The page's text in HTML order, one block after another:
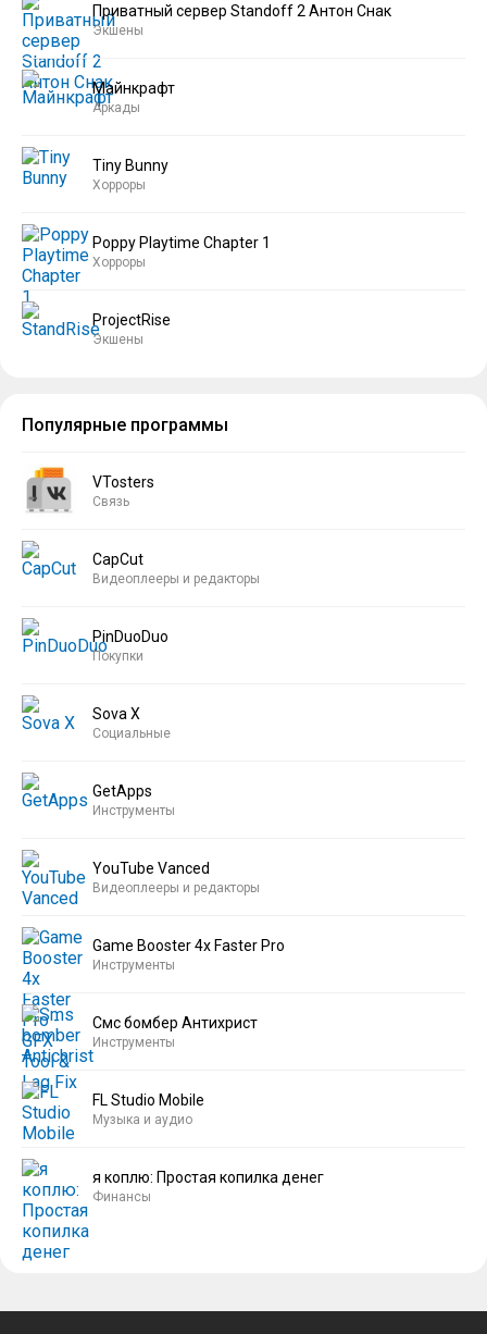
Приватный сервер Standoff 2 Антон Снак
Экшены
Майнкрафт
Аркады
Tiny Bunny
Хорроры
Poppy Playtime Chapter 1
Хорроры
ProjectRise
Экшены
Популярные программы
VTosters
Связь
CapCut
Видеоплееры и редакторы
PinDuoDuo
Покупки
Sova X
Социальные
GetApps
Инструменты
YouTube Vanced
Видеоплееры и редакторы
Game Booster 4x Faster Pro
Инструменты
Смс бомбер Антихрист
Инструменты
FL Studio Mobile
Музыка и аудио
я коплю: Простая копилка денег
Финансы